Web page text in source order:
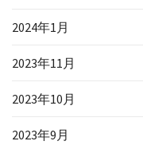
2024年1月
2023年11月
2023年10月
2023年9月